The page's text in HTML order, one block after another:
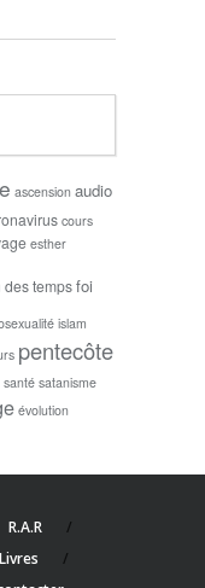
ascension audio
cours
esther
des tempsfoi
islam
pentecôte
santé satanisme
évolution
R.A.R